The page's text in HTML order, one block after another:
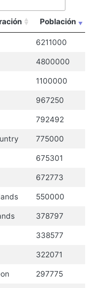
Población
6211000
4800000
1100000
967250
792492
775000
675301
672773
550000
378797
338577
322071
297775